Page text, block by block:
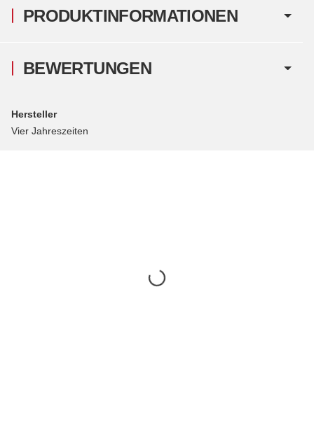
PRODUKTINFORMATIONEN
BEWERTUNGEN
Hersteller
Vier Jahreszeiten